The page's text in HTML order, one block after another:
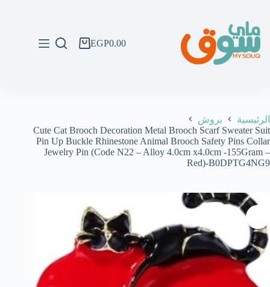
المحتوى
عربةEGP0.00
الرئيسية
بروش
Cute Cat Brooch Decoration Metal Brooch Scarf Sweater Suit
Pin Up Buckle Rhinestone Animal Brooch Safety Pins Collar
Jewelry Pin (Code N22 – Alloy 4.0cm x4.0cm -155Gram –
Red)-B0DPTG4NG9